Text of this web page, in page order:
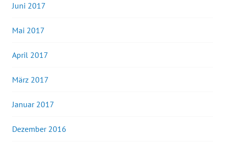
Juni 2017
Mai 2017
April 2017
März 2017
Januar 2017
Dezember 2016